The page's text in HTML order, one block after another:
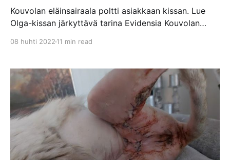
Kouvolan eläinsairaala poltti asiakkaan kissan. Lue
Olga-kissan järkyttävä tarina Evidensia Kouvolan
08 huhti 2022 11 min read